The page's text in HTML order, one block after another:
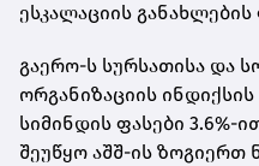
ესკალაციის
გაერო-ს სურსათისა და
ორგანიზაციის
სიმინდის ფასები 3.6%-
შეუწყო აშშ-ის